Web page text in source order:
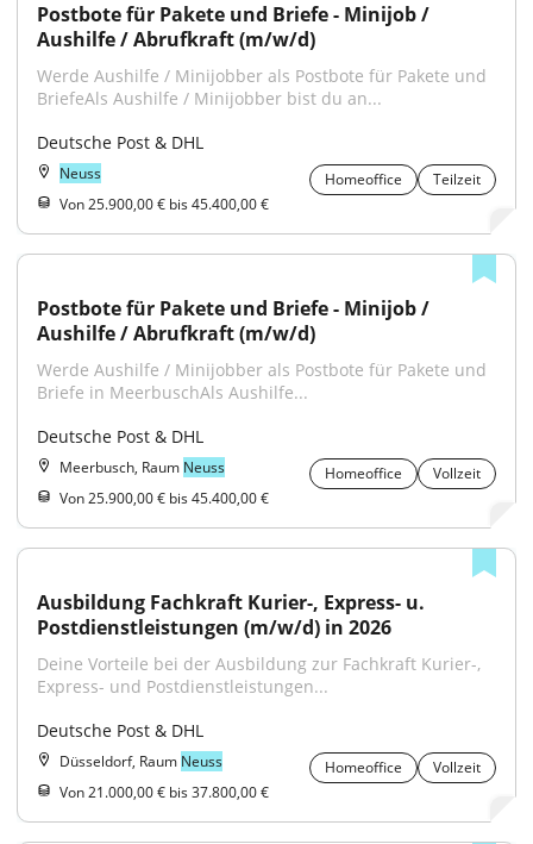
Postbote für Pakete und Briefe - Minijob /
Aushilfe / Abrufkraft (m/w/d)
Werde Aushilfe / Minijobber als Postbote für Pakete und
BriefeAls Aushilfe / Minijobber bist du an...
Deutsche Post & DHL
Neuss Homeoffice
Teilzeit
Von 25.900,00 € bis 45.400,00 €
Postbote für Pakete und Briefe - Minijob /
Aushilfe / Abrufkraft (m/w/d)
Werde Aushilfe / Minijobber als Postbote für Pakete und
Briefe in MeerbuschAls Aushilfe...
Deutsche Post & DHL
Meerbusch, Raum Neuss Homeoffice
Vollzeit
Von 25.900,00 € bis 45.400,00 €
Ausbildung Fachkraft Kurier-, Express- u.
Postdienstleistungen (m/w/d) in 2026
Deine Vorteile bei der Ausbildung zur Fachkraft Kurier-,
Express- und Postdienstleistungen...
Deutsche Post & DHL
Düsseldorf, Raum Neuss Homeoffice
Vollzeit
Von 21.000,00 € bis 37.800,00 €